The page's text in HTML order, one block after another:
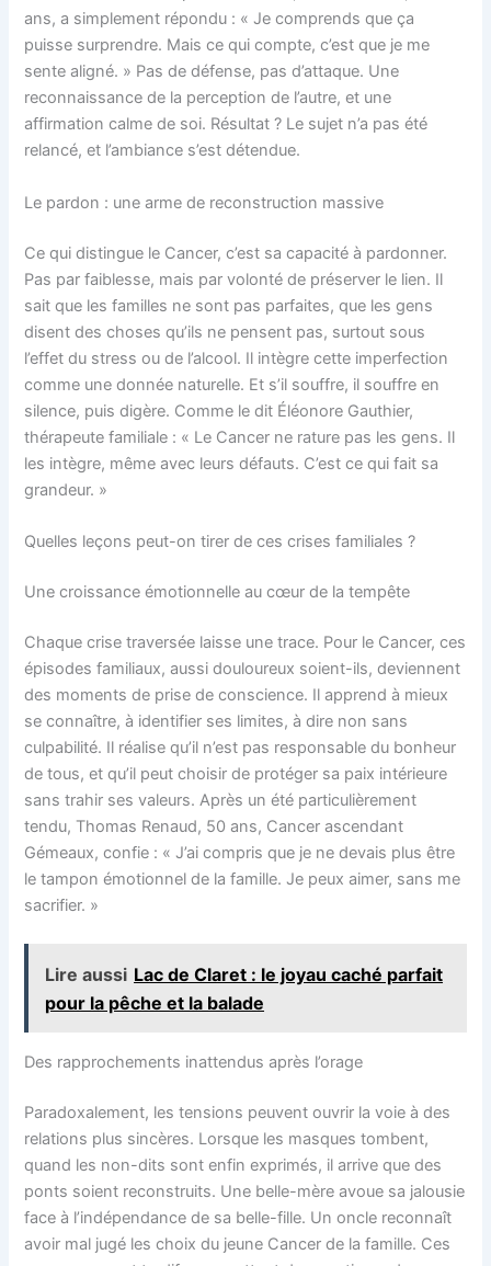
ans, a simplement répondu : « Je comprends que ça
puisse surprendre. Mais ce qui compte, c’est que je me
sente aligné. » Pas de défense, pas d’attaque. Une
reconnaissance de la perception de l’autre, et une
affirmation calme de soi. Résultat ? Le sujet n’a pas été
relancé, et l’ambiance s’est détendue.
Le pardon : une arme de reconstruction massive
Ce qui distingue le Cancer, c’est sa capacité à pardonner.
Pas par faiblesse, mais par volonté de préserver le lien. Il
sait que les familles ne sont pas parfaites, que les gens
disent des choses qu’ils ne pensent pas, surtout sous
l’effet du stress ou de l’alcool. Il intègre cette imperfection
comme une donnée naturelle. Et s’il souffre, il souffre en
silence, puis digère. Comme le dit Éléonore Gauthier,
thérapeute familiale : « Le Cancer ne rature pas les gens. Il
les intègre, même avec leurs défauts. C’est ce qui fait sa
grandeur. »
Quelles leçons peut-on tirer de ces crises familiales ?
Une croissance émotionnelle au cœur de la tempête
Chaque crise traversée laisse une trace. Pour le Cancer, ces
épisodes familiaux, aussi douloureux soient-ils, deviennent
des moments de prise de conscience. Il apprend à mieux
se connaître, à identifier ses limites, à dire non sans
culpabilité. Il réalise qu’il n’est pas responsable du bonheur
de tous, et qu’il peut choisir de protéger sa paix intérieure
sans trahir ses valeurs. Après un été particulièrement
tendu, Thomas Renaud, 50 ans, Cancer ascendant
Gémeaux, confie : « J’ai compris que je ne devais plus être
le tampon émotionnel de la famille. Je peux aimer, sans me
sacrifier. »
Lire aussi Lac de Claret : le joyau caché parfait
pour la pêche et la balade
Des rapprochements inattendus après l’orage
Paradoxalement, les tensions peuvent ouvrir la voie à des
relations plus sincères. Lorsque les masques tombent,
quand les non-dits sont enfin exprimés, il arrive que des
ponts soient reconstruits. Une belle-mère avoue sa jalousie
face à l’indépendance de sa belle-fille. Un oncle reconnaît
avoir mal jugé les choix du jeune Cancer de la famille. Ces